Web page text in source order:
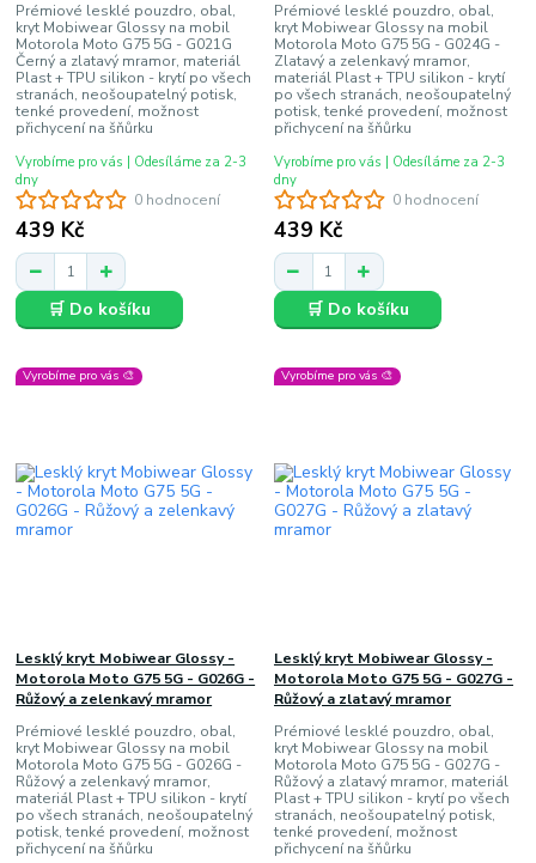
0 hodnocení
Prémiové lesklé pouzdro, obal,
kryt Mobiwear Glossy na mobil
Motorola Moto G75 5G - G021G
Černý a zlatavý mramor, materiál
Plast + TPU silikon - krytí po všech
stranách, neošoupatelný potisk,
tenké provedení, možnost
přichycení na šňůrku
439 Kč
Vyrobíme pro vás | Odesíláme za 2-3
dny
🛒 Do košíku
0 hodnocení
Prémiové lesklé pouzdro, obal,
kryt Mobiwear Glossy na mobil
Motorola Moto G75 5G - G024G -
Zlatavý a zelenkavý mramor,
materiál Plast + TPU silikon - krytí
po všech stranách, neošoupatelný
potisk, tenké provedení, možnost
přichycení na šňůrku
439 Kč
Vyrobíme pro vás | Odesíláme za 2-3
dny
🛒 Do košíku
Vyrobíme pro vás 🎨
Lesklý kryt Mobiwear Glossy -
Motorola Moto G75 5G - G026G -
Růžový a zelenkavý mramor
Prémiové lesklé pouzdro, obal,
kryt Mobiwear Glossy na mobil
Motorola Moto G75 5G - G026G -
Růžový a zelenkavý mramor,
materiál Plast + TPU silikon - krytí
po všech stranách, neošoupatelný
potisk, tenké provedení, možnost
přichycení na šňůrku
Vyrobíme pro vás 🎨
Lesklý kryt Mobiwear Glossy -
Motorola Moto G75 5G - G027G -
Růžový a zlatavý mramor
Prémiové lesklé pouzdro, obal,
kryt Mobiwear Glossy na mobil
Motorola Moto G75 5G - G027G -
Růžový a zlatavý mramor, materiál
Plast + TPU silikon - krytí po všech
stranách, neošoupatelný potisk,
tenké provedení, možnost
přichycení na šňůrku